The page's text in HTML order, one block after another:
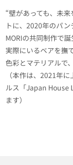
“壁があっても、未
トに、2020年のパ
MORIの共同制作で
実際にいるベアを撫
色彩とマテリアルで
（本作は、2021年
ルス「Japan House
ます）